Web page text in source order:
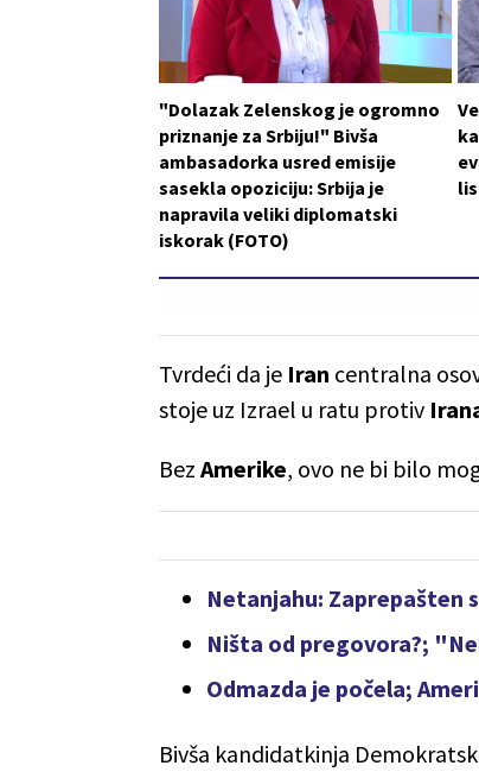
"Dolazak Zelenskog je ogromno
priznanje za Srbiju!" Bivša
ambasadorka usred emisije
sasekla opoziciju: Srbija je
napravila veliki diplomatski
iskorak (FOTO)
Tvrdeći da je Iran centralna
stoje uz Izrael u ratu protiv
Bez Amerike, ovo ne bi bilo
Netanjahu: Zaprepašten
Ništa od pregovora?;
Odmazda je počela;
Bivša kandidatkinja